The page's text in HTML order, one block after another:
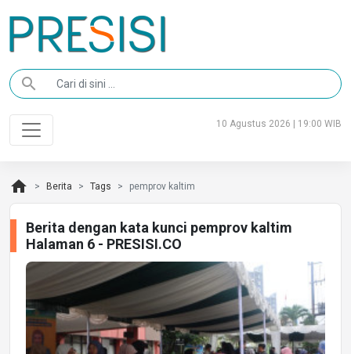
search
10 Agustus 2026 | 19:00 WIB
home Berita Tags pemprov kaltim
Berita dengan kata kunci pemprov kaltim
Halaman 6 - PRESISI.CO